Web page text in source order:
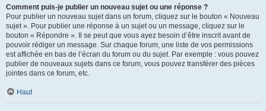
Comment puis-je publier un nouveau sujet ou une réponse ?
Pour publier un nouveau sujet dans un forum, cliquez sur le bouton « Nouveau
sujet ». Pour publier une réponse à un sujet ou un message, cliquez sur le
bouton « Répondre ». Il se peut que vous ayez besoin d’être inscrit avant de
pouvoir rédiger un message. Sur chaque forum, une liste de vos permissions
est affichée en bas de l’écran du forum ou du sujet. Par exemple : vous pouvez
publier de nouveaux sujets dans ce forum, vous pouvez transférer des pièces
jointes dans ce forum, etc.
Haut